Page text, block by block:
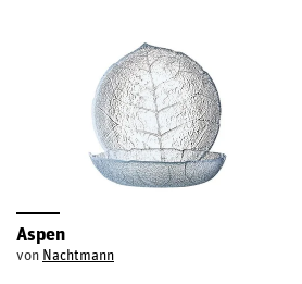
Aspen
von Nachtmann